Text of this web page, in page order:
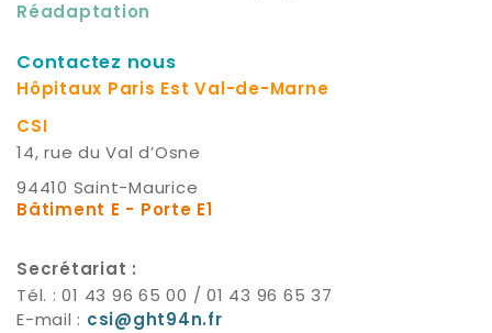
Réadaptation
Contactez nous
Hôpitaux Paris Est Val-de-Marne
CSI
14, rue du Val d’Osne
94410 Saint-Maurice
Bâtiment E - Porte E1
Secrétariat :
Tél. : 01 43 96 65 00 / 01 43 96 65 37
E-mail : csi@ght94n.fr